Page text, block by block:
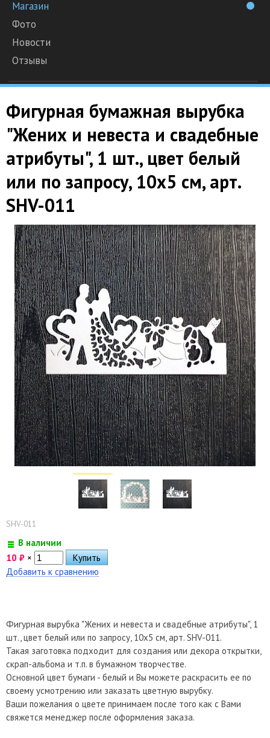
Магазин
Фото
Новости
Отзывы
Фигурная бумажная вырубка
"Жених и невеста и свадебные
атрибуты", 1 шт., цвет белый
или по запросу, 10х5 см, арт.
SHV-011
SHV-011
В наличии
10 ₽ ×
Добавить к сравнению
Фигурная вырубка "Жених и невеста и свадебные атрибуты", 1
шт., цвет белый или по запросу, 10х5 см, арт. SHV-011.
Такая заготовка подходит для создания или декора открытки,
скрап-альбома и т.п. в бумажном творчестве.
Основной цвет бумаги - белый и Вы можете раскрасить ее по
своему усмотрению или заказать цветную вырубку.
Ваши пожелания о цвете принимаем после того как с Вами
свяжется менеджер после оформления заказа.